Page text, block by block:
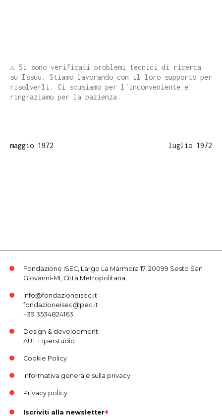
⚠️ Si sono verificati problemi tecnici di ricerca
su Issuu. Stiamo lavorando con il loro supporto per
risolverli. Ci scusiamo per l'inconveniente e
ringraziamo per la pazienza.
maggio 1972 luglio 1972
Fondazione ISEC, Largo La Marmora 17, 20099 Sesto San
Giovanni-MI, Città Metropolitana
info@fondazioneisec.it
fondazioneisec@pec.it
+39 3534824163
Design & development:
AUT+ Iperstudio
Cookie Policy
Informativa generale sulla privacy
Privacy policy
Iscriviti alla newsletter